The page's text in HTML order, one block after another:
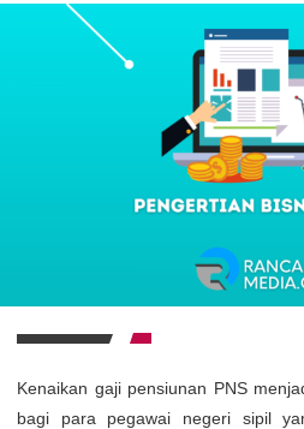
Kenaikan gaji pensiunan PNS
bagi para pegawai negeri sipil